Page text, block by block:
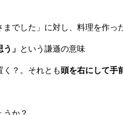
でした」に対し、料理を作っ
」 という謙遜の意味
く？。それとも頭を右にして手
うか？